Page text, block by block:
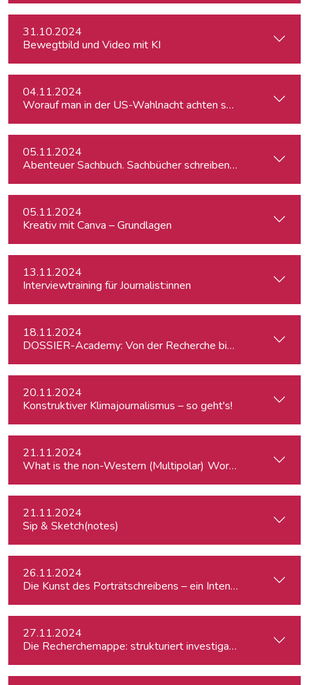
31.10.2024
Bewegtbild und Video mit KI
04.11.2024
Worauf man in der US-Wahlnacht achten sollte
05.11.2024
Abenteuer Sachbuch. Sachbücher schreiben für
05.11.2024
Kreativ mit Canva – Grundlagen
13.11.2024
Interviewtraining für Journalist:innen
18.11.2024
DOSSIER-Academy: Von der Recherche bis zur
20.11.2024
Konstruktiver Klimajournalismus – so geht's!
21.11.2024
What is
21.11.2024
Sip & Sketch(notes)
26.11.2024
Die Kunst des Porträtschreibens – ein Intensiv-Workshop
27.11.2024
Die Recherchemappe: strukturiert investigativ arbeiten,